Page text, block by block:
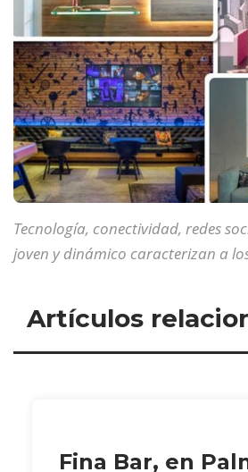
Tecnología, conectividad, redes
joven y dinámico caracterizan a
Artículos
Fina Bar, en